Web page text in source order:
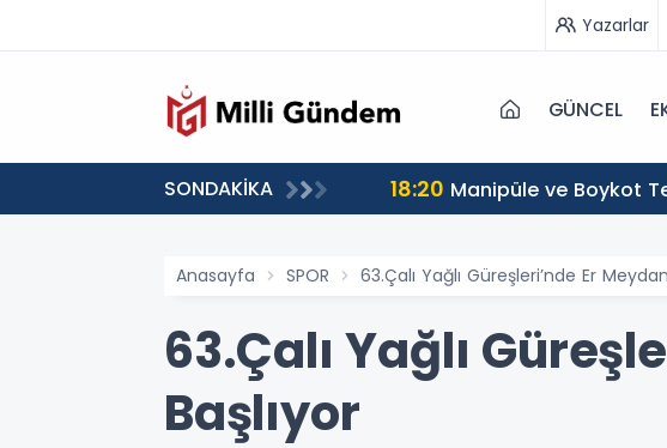
Yazarlar
GÜNCEL
SONDAKİKA 18:20 Manipüle ve Boykot
Anasayfa SPOR 63.Çalı Yağlı Güreşleri’nde Er
63.Çalı Yağlı
Başlıyor